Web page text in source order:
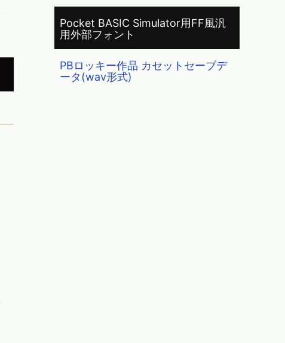
Pocket BASIC Simulator用FF風汎
用外部フォント
PBロッキー作品 カセットセーブデ
ータ(wav形式)